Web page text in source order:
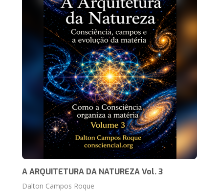
A ARQUITETURA DA NATUREZA Vol. 3
Dalton Campos Roque